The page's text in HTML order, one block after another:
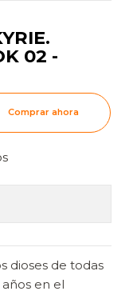
02 -
Comprar ahora
dioses de todas
en el